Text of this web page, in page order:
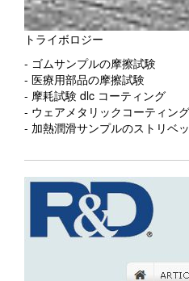
トライボロジー
- ゴムサンプルの摩擦試験
- 医療用部品の摩擦試験
- 摩耗試験 dlc コーティング
- ウェアメタリックコーティング
- 加熱潤滑サンプルのストリベ